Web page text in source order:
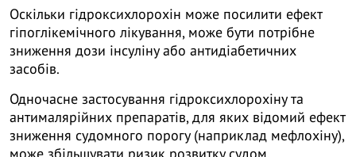
Оскільки гідроксихлорохін може посилити ефект
гіпоглікемічного лікування, може бути потрібне
зниження дози інсуліну або антидіабетичних
засобів.
Одночасне застосування гідроксихлорохіну та
антималярійних препаратів, для яких відомий ефект
зниження судомного порогу (наприклад мефлохіну),
може збільшувати ризик розвитку судом.